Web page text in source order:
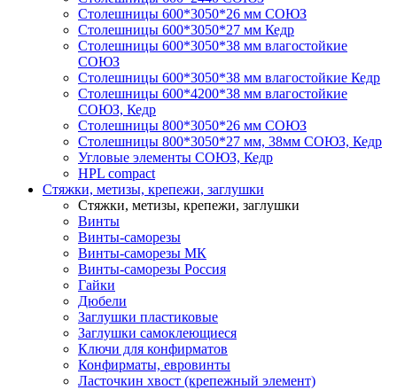
Столешницы 600*3050*26 мм СОЮЗ
Столешницы 600*3050*27 мм Кедр
Столешницы 600*3050*38 мм влагостойкие
СОЮЗ
Столешницы 600*3050*38 мм влагостойкие Кедр
Столешницы 600*4200*38 мм влагостойкие
СОЮЗ, Кедр
Столешницы 800*3050*26 мм СОЮЗ
Столешницы 800*3050*27 мм, 38мм СОЮЗ, Кедр
Угловые элементы СОЮЗ, Кедр
HPL compact
Стяжки, метизы, крепежи, заглушки
Стяжки, метизы, крепежи, заглушки
Винты
Винты-саморезы
Винты-саморезы МК
Винты-саморезы Россия
Гайки
Дюбели
Заглушки пластиковые
Заглушки самоклеющиеся
Ключи для конфирматов
Конфирматы, евровинты
Ласточкин хвост (крепежный элемент)